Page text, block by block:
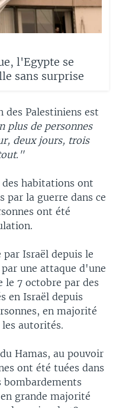
l'Egypte se
sans surprise
des Palestiniens est
plus de personnes
deux jours, trois
habitations ont
par la guerre dans ce
ont été
par Israël depuis le
une attaque d'une
le 7 octobre par des
en Israël depuis
en majorité
autorités.
Hamas, au pouvoir
ont été tuées dans
grande majorité